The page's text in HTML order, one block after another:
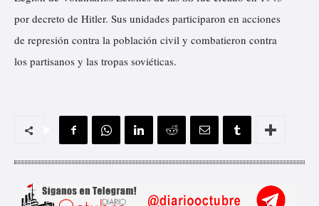
por decreto de Hitler. Sus unidades participaron en acciones
de represión contra la población civil y combatieron contra
los partisanos y las tropas soviéticas.